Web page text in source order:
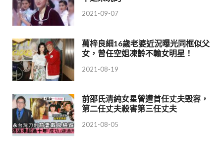
2021-09-07
萬梓良細16歲老婆近況曝光同框似父
女，曾任空姐凍齡不輸女明星！
2021-08-19
前邵氏清純女星曾遭首任丈夫毀容，
第二任丈夫殺害第三任丈夫
2021-08-05